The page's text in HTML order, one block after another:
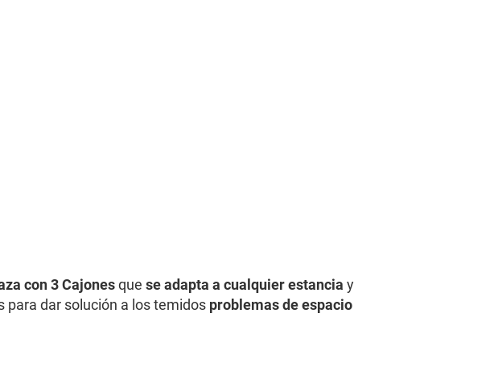
con 3 Cajonesque se adapta a cualquier estancia y
para dar solución a los temidos problemas de espacio